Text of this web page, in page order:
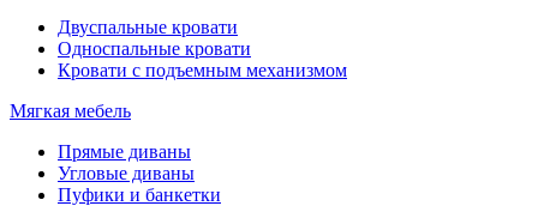
Двуспальные кровати
Односпальные кровати
Кровати с подъемным механизмом
Мягкая мебель
Прямые диваны
Угловые диваны
Пуфики и банкетки